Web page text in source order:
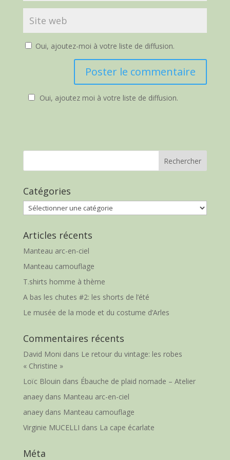
Oui, ajoutez-moi à votre liste de diffusion.
Oui, ajoutez moi à votre liste de diffusion.
Catégories
Catégories
Articles récents
Manteau arc-en-ciel
Manteau camouflage
T.shirts homme à thème
A bas les chutes #2: les shorts de l’été
Le musée de la mode et du costume d’Arles
Commentaires récents
David Moni dans Le retour du vintage: les robes
« Christine »
Loïc Blouin dans Ébauche de plaid nomade – Atelier
anaeydans Manteau arc-en-ciel
anaeydans Manteau camouflage
Virginie MUCELLI dans La cape écarlate
Méta